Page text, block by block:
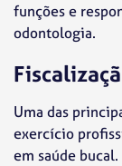
funções e
odontologia.
Uma das
exercício
em saúde